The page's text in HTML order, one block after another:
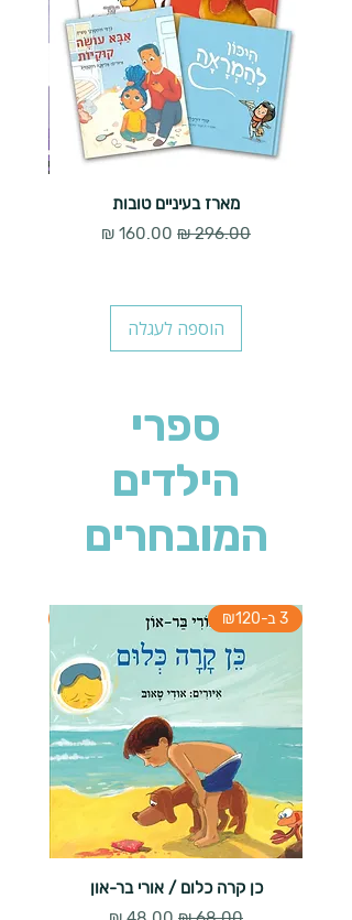
מארז בעיניים טובות
מחיר רגיל
מחיר מבצע
הוספה לעגלה
ספרי
הילדים
המובחרים
3 ב-₪120
כן קרה כלום / אורי בר-און